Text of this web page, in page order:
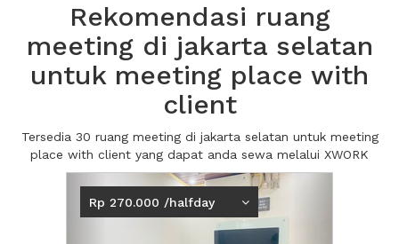
Rekomendasi ruang
meeting di jakarta selatan
untuk meeting place with
client
Tersedia 30 ruang meeting di jakarta selatan untuk meeting
place with client yang dapat anda sewa melalui XWORK
Previous
Rp 270.000 /halfday